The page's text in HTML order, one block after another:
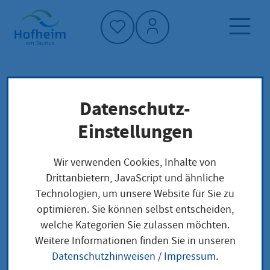
Startseite"
Dienstleistung-Finder
Lokale Anliegen
Schutz vor Tierseuchen - Tierseuche anzeigen
Schutz vor
Tierseuchen -
Tierseuche anzeigen
Datenschutz-
Einstellungen
Wir verwenden Cookies, Inhalte von
Drittanbietern, JavaScript und ähnliche
Technologien, um unsere Website für Sie zu
optimieren. Sie können selbst entscheiden,
welche Kategorien Sie zulassen möchten.
Weitere Informationen finden Sie in unseren
Datenschutzhinweisen / Impressum.